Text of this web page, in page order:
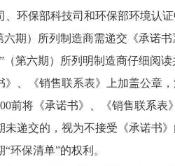
、环保部科技司和环保部环境认证
期）所列制造商需递交《承诺书
（第六期）所列明制造商仔细阅
》、《销售联系表》上加盖公章
00前将《承诺书》、《销售联系
未递交的，视为不接受《承诺书
环保清单”的权利。